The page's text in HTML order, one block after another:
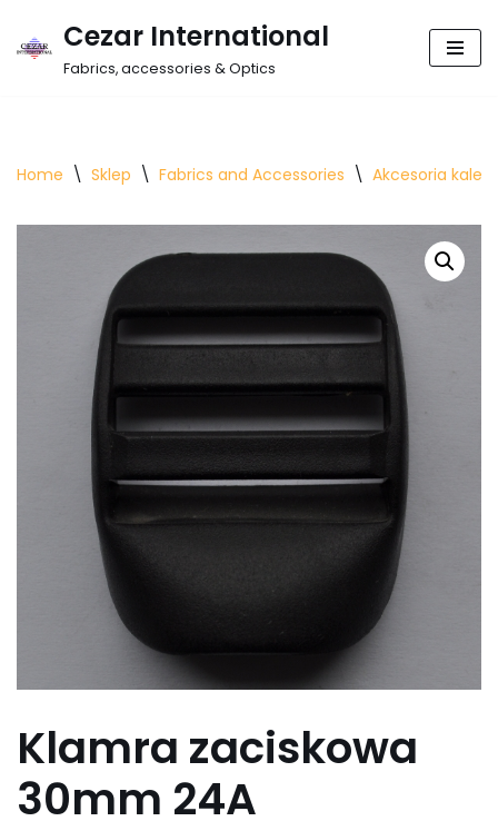
Skip
Cezar International
Fabrics, accessories & Optics
Home \ Sklep \ Fabrics and Accessories \ Akcesoria
Klamra zaciskowa
30mm 24A